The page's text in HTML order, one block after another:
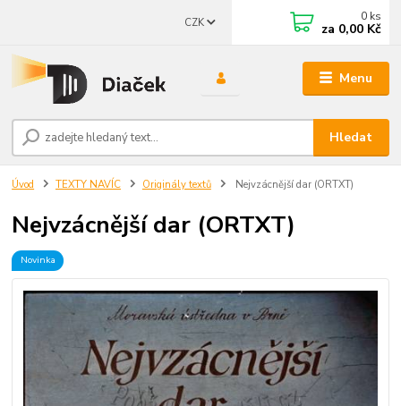
Menu
CZK
Hledat
0 ks
za 0,00 Kč
Úvod TEXTY NAVÍC Originály textů Nejvzácnější dar (ORTXT)
Nejvzácnější dar (ORTXT)
Novinka